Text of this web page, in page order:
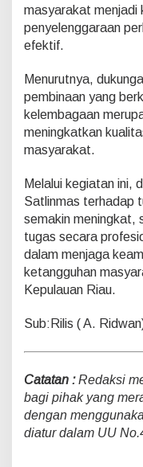
masyarakat menjadi
penyelenggaraan
efektif.
Menurutnya,
pembinaan yang
kelembagaan
meningkatkan
masyarakat.
Melalui kegiatan ini,
Satlinmas terhadap
semakin meningkat,
tugas secara
dalam menjaga
ketangguhan
Kepulauan Riau.
Sub:Rilis ( A.
Catatan :Redaksi
bagi pihak yang
dengan
diatur dalam UU